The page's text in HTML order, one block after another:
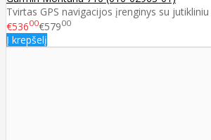
Tvirtas GPS navigacijos įrenginys su jutikliniu
€53600€57900
Į krepšelį